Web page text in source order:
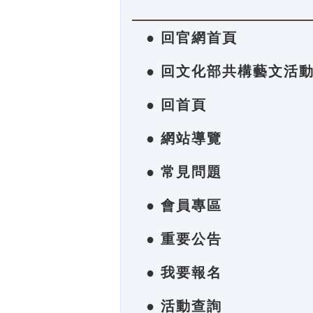
● 回官網首頁
● 回文化部共構藝文活
● 回首頁
● 網站導覽
● 常見問題
● 會員專區
● 重要公告
● 我要報名
● 活動查詢